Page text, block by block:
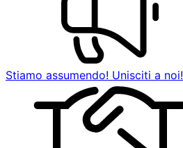
Stiamo assumendo! Unisciti a noi!